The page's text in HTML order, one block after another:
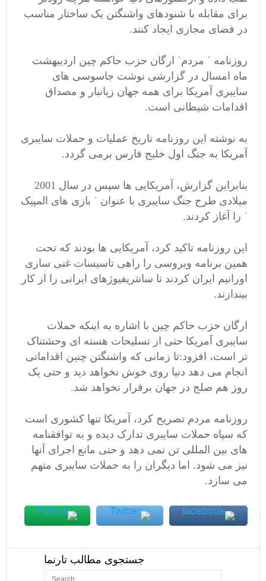
برای مقابله با شنودهای واشنگتن یک ساختار مناسب
در فضای مجازی ایجاد کنند.
روزنامه ˈ مردمˈ ارگان حزب حاکم چین اردیبهشت
ماه امسال در گزارشی نوشت جاسوسی های
سایبری آمریکا برای همه جهان زیانبار و مصداق
اقدامات شیطانی است.
به نوشته این روزنامه تاریخ عملیات و حملات سایبری
آمریکا به جنگ اول خلیج فارس برمی گردد.
بنابراین گزارش، آمریکایی ها سپس در سال 2001
میلادی طرح جنگ سایبری با عنوان ˈ بازی های المپیک
ˈ را آغاز کردند.
این روزنامه تاکید کرد، آمریکایی ها بودند که تحت
همین برنامه ویروسی را راهی تاسیسات غنی سازی
اورانیم ایران کردند تا سانتریفیوژهای ایرانی را از کار
بیندازند.
ارگان حزب حاکم چین با اشاره به اینکه حملات
سایبری آمریکا حتی از تسلیحات هسته ای وحشتناک
تر است، افزود:تا زمانی که واشنگتن چنین اقداماتی
انجام می دهد دنیا روی خوش نخواهد دید و حتی یک
روز هم صلح در جهان برقرار نخواهد شد.
روزنامه مردم تصریح کرد، آمریکا تنها کشوری است
که سپاه حملات سایبری تدارک دیده و به توافقنامه
های بین المللی تن نمی دهد و حتی مانع اجرای آنها
نیز می شود. اما دیگران را به حملات سایبری متهم
می سازد.
جستجوی مطالب تارنما